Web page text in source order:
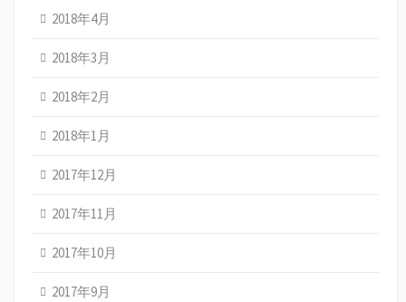
2018年4月
2018年3月
2018年2月
2018年1月
2017年12月
2017年11月
2017年10月
2017年9月